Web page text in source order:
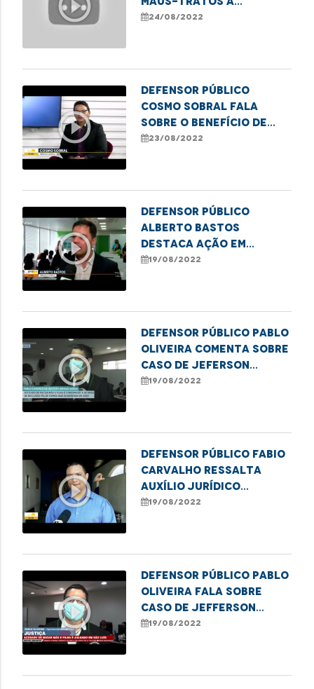
CRIANÇAS NO MARANHÃO
24/08/2022
play_circle_outline
Defensor Público
Cosmo Sobral fala
sobre o Benefício de
Prestação Continuada
23/08/2022
play_circle_outline
Defensor Público
Alberto Bastos
destaca ação em
escola pública que
combate à violência
19/08/2022
play_circle_outline
Defensor Público Pablo
Oliveira comenta sobre
caso de Jeferson
Serpa, condenado a 56
19/08/2022
play_circle_outline
Defensor Público Fabio
Carvalho ressalta
auxílio jurídico
oferecido pela DPE
Imperatriz
19/08/2022
play_circle_outline
Defensor Público Pablo
Oliveira fala sobre
caso de Jefferson
Serpa, acusado de
19/08/2022